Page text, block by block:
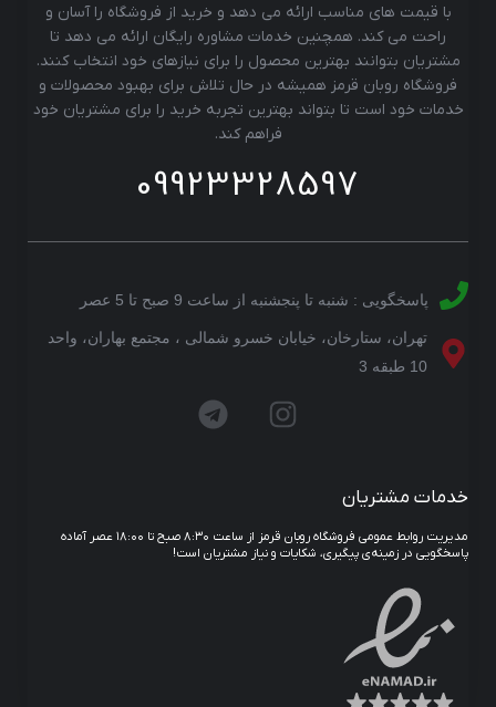
با قیمت های مناسب ارائه می دهد و خرید از فروشگاه را آسان و
راحت می کند. همچنین خدمات مشاوره رایگان ارائه می دهد تا
مشتریان بتوانند بهترین محصول را برای نیازهای خود انتخاب کنند.
فروشگاه روبان قرمز همیشه در حال تلاش برای بهبود محصولات و
خدمات خود است تا بتواند بهترین تجربه خرید را برای مشتریان خود
فراهم کند.
09923328597
پاسخگویی : شنبه تا پنجشنبه از ساعت 9 صبح تا 5 عصر
تهران، ستارخان، خیابان خسرو شمالی ، مجتمع بهاران، واحد
10 طبقه 3
خدمات مشتریان
مدیریت روابط عمومی فروشگاه روبان قرمز از ساعت ۸:۳۰ صبح تا ۱۸:۰۰ عصر آماده
پاسخگویی در زمینه‌ی پیگیری، شکایات و نیاز مشتریان است!